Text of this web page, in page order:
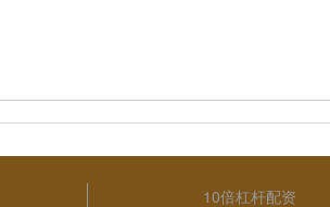
10倍杠杆配资